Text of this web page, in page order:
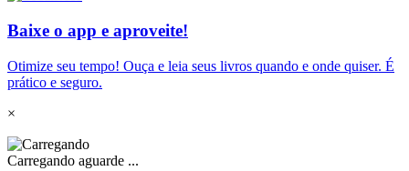
Baixe o app e aproveite!
Otimize seu tempo! Ouça e leia seus livros quando e onde quiser. É
prático e seguro.
×
Carregando aguarde ...